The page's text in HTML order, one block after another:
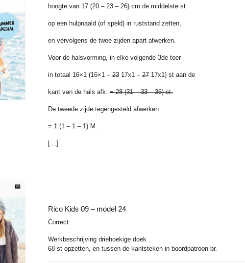
hoogte van 17 (20 – 23 – 26) cm de middelste st
op een hulpnaald (of speld) in ruststand zetten,
en vervolgens de twee zijden apart afwerken.
Voor de halsvorming, in elke volgende 3de toer
in totaal 16×1 (16×1 – 23 17x1 – 27 17x1) st aan de
kant van de hals afk. = 28 (31 – 33 – 36) st.
De tweede zijde tegengesteld afwerken
= 1 (1 – 1 – 1) M.
[…]
Rico Kids 09 – model 24
Correct:
Werkbeschrijving driehoekige doek
68 st opzetten, en tussen de kantsteken in boordpatroon br.